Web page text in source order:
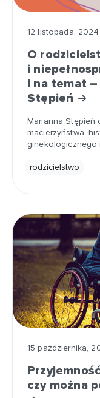
12 listopada, 2024
O
i
i na temat –
Stępień
Marianna Stępień
macierzyństwa,
ginekologicznego
rodzicielstwo
15 października,
czy można